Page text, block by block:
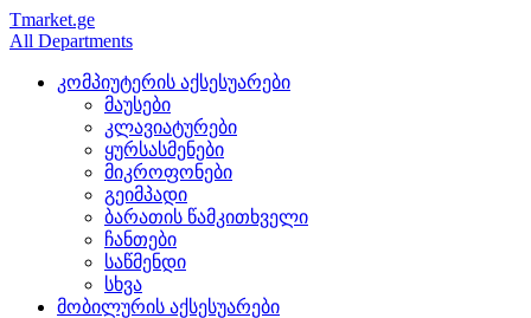
Tmarket.ge
All Departments
კომპიუტერის აქსესუარები
მაუსები
კლავიატურები
ყურსასმენები
მიკროფონები
გეიმპადი
ბარათის წამკითხველი
ჩანთები
საწმენდი
სხვა
მობილურის აქსესუარები